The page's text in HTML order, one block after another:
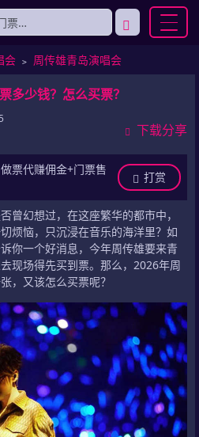
会 ﹥ 周传雄青岛演唱会
多少钱？怎么买票？
下载分享
票代赚佣金+门票售
打赏
曾幻想过，在这座繁华的都市中，
烦恼，只沉浸在音乐的海洋里？如
你一个好消息，今年周传雄要来青
现场得先买到票。那么，2026年周
，又该怎么买票呢？